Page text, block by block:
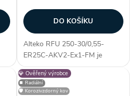
DO KOŠÍKU
Alteko RFU 250-30/0,55-
ER25C-AKV2-Ex1-FM je
průmyslový nevýbušný radiální
ventilátor s přímým pohonem
AC, určený pro profesionální
💎 Ověřený výrobce
⏹️ Radiální
🛡️ Korozivzdorný kov